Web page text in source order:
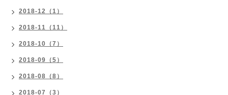
2018-12（1）
2018-11（11）
2018-10（7）
2018-09（5）
2018-08（8）
2018-07（3）